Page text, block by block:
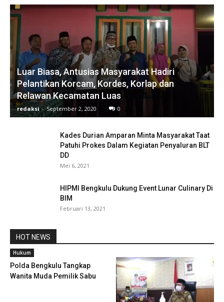
Luar Biasa, Antusias Masyarakat Hadiri
Pelantikan Korcam, Kordes, Korlap dan
Relawan Kecamatan Luas
redaksi - September 2, 2020 0
Kades Durian Amparan Minta Masyarakat Taat
Patuhi Prokes Dalam Kegiatan Penyaluran BLT
DD
Mei 6, 2021
HIPMI Bengkulu Dukung Event Lunar Culinary Di
BIM
Februari 13, 2021
HOT NEWS
Hukum
Polda Bengkulu Tangkap
Wanita Muda Pemilik Sabu